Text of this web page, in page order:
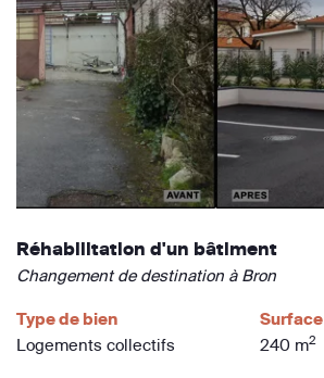
Réhabilitation d'un bâtiment
Changement de destination à Bron
Type de bien
Logements collectifs
Surface
240 m2